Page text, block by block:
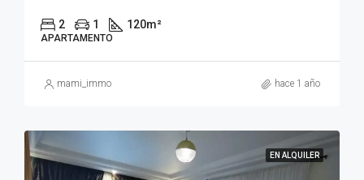
2 1 120m²
APARTAMENTO
mami_immo hace 1 año
EN ALQUILER